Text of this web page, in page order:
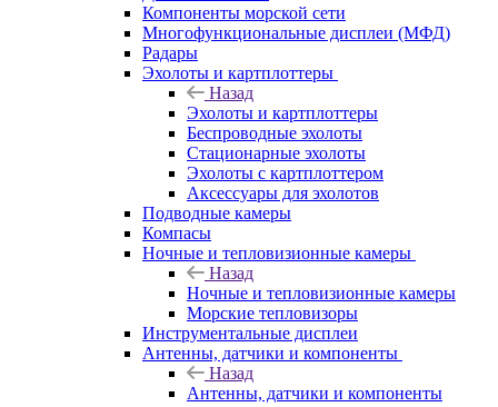
Компоненты морской сети
Многофункциональные дисплеи (МФД)
Радары
Эхолоты и картплоттеры
Назад
Эхолоты и картплоттеры
Беспроводные эхолоты
Стационарные эхолоты
Эхолоты с картплоттером
Аксессуары для эхолотов
Подводные камеры
Компасы
Ночные и тепловизионные камеры
Назад
Ночные и тепловизионные камеры
Морские тепловизоры
Инструментальные дисплеи
Антенны, датчики и компоненты
Назад
Антенны, датчики и компоненты